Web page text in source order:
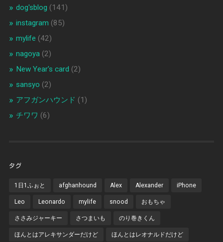
dog'sblog (141)
instagram (85)
mylife (42)
nagoya(2)
New Year's card (2)
sansyo (2)
アフガンハウンド (1)
チワワ (6)
タグ
1日1ふぉと afghanhound Alex Alexander iPhone
Leo Leonardo mylife snood おもちゃ
ささみジャーキー さつまいも のり巻きくん
ほんとはアレキサンダーだけど ほんとはレオナルドだけど